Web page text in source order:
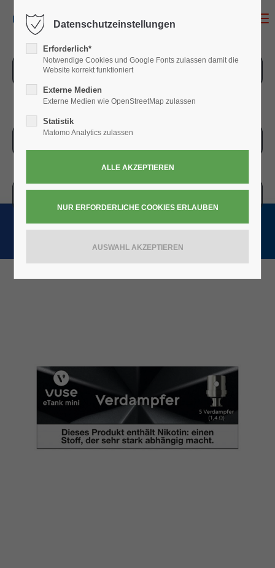
ZUR ÜBERSICHT
Datenschutzeinstellungen
Erforderlich*
Notwendige Cookies und Google Fonts zulassen damit die
Website korrekt funktioniert
Externe Medien
Externe Medien wie OpenStreetMap zulassen
Statistik
Matomo Analytics zulassen